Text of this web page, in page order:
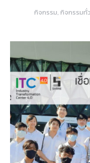
กิจกรรม, กิจกรรมทั่